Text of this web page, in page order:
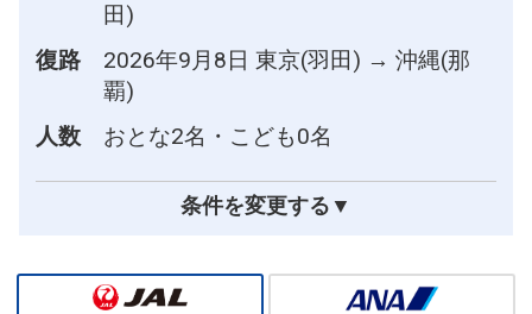
田)
復路
2026年9月8日 東京(羽田) → 沖縄(那
覇)
人数
おとな2名・こども0名
条件を変更する▼